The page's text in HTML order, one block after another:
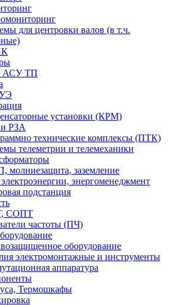
для центровки валов (в т.ч.
АСУ ТП
установки (КРМ)
РЗА
технические комплексы (ПТК)
телеметрии и телемеханики
молниезащита, заземление
энергоменеджмент
подстанция
СОПТ
частоты (ПЧ)
оборудование
электромонтажные и инструменты
аппаратура
Термошкафы